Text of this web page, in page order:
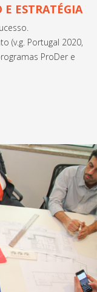
ESTRATÉGIA
(v.g. Portugal 2020,
ProDer e